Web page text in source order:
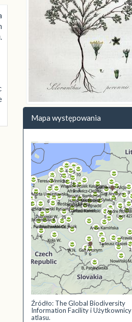
Mapa występowania
Źródło: The Global Biodiversity
Information Facility i Użytkownicy
atlasu.